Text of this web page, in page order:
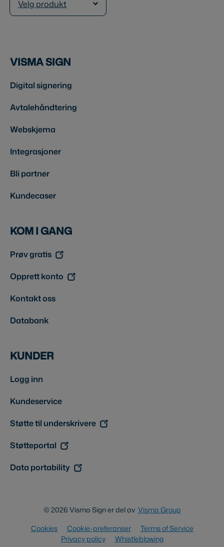
Velg produkt
VISMA SIGN
Digital signering
Avtalehåndtering
Webskjema
Integrasjoner
Bli partner
Kundecaser
KOM I GANG
Prøv gratis
Opprett konto
Kontakt oss
Databank
KUNDER
Logg inn
Kundeservice
Støtte til underskrivere
Støtteportal
Data portability
© 2026 Visma Sign er del av Visma Group
Cookies
Cookie-preferanser
Terms of Service
Privacy policy
Whistleblowing